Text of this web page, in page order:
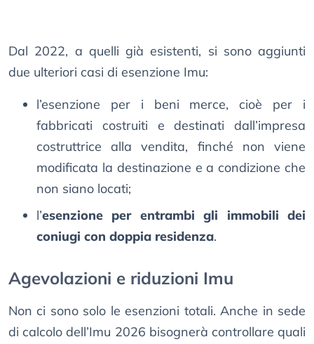
Dal 2022, a quelli già esistenti, si sono aggiunti
due ulteriori casi di esenzione Imu:
l’esenzione per i beni merce, cioè per i
fabbricati costruiti e destinati dall’impresa
costruttrice alla vendita, finché non viene
modificata la destinazione e a condizione che
non siano locati;
l’esenzione per entrambi gli immobili dei
coniugi con doppia residenza.
Agevolazioni e riduzioni Imu
Non ci sono solo le esenzioni totali. Anche in sede
di calcolo dell’Imu 2026 bisognerà controllare quali